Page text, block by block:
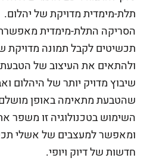
תלת-מימדית מדויקת של יהלום.
הסריקה התלת-מימדית
תכשיטים לקבל תמונה מדויקת
ולהתאים את העיצוב של
שיבוץ מדויק יותר של היהלום
שהטבעת מתאימה באופן
השימוש בטכנולוגיה זו משפר
ומאפשר למעצבים של אשלי
חדשות של דיוק ויופי.